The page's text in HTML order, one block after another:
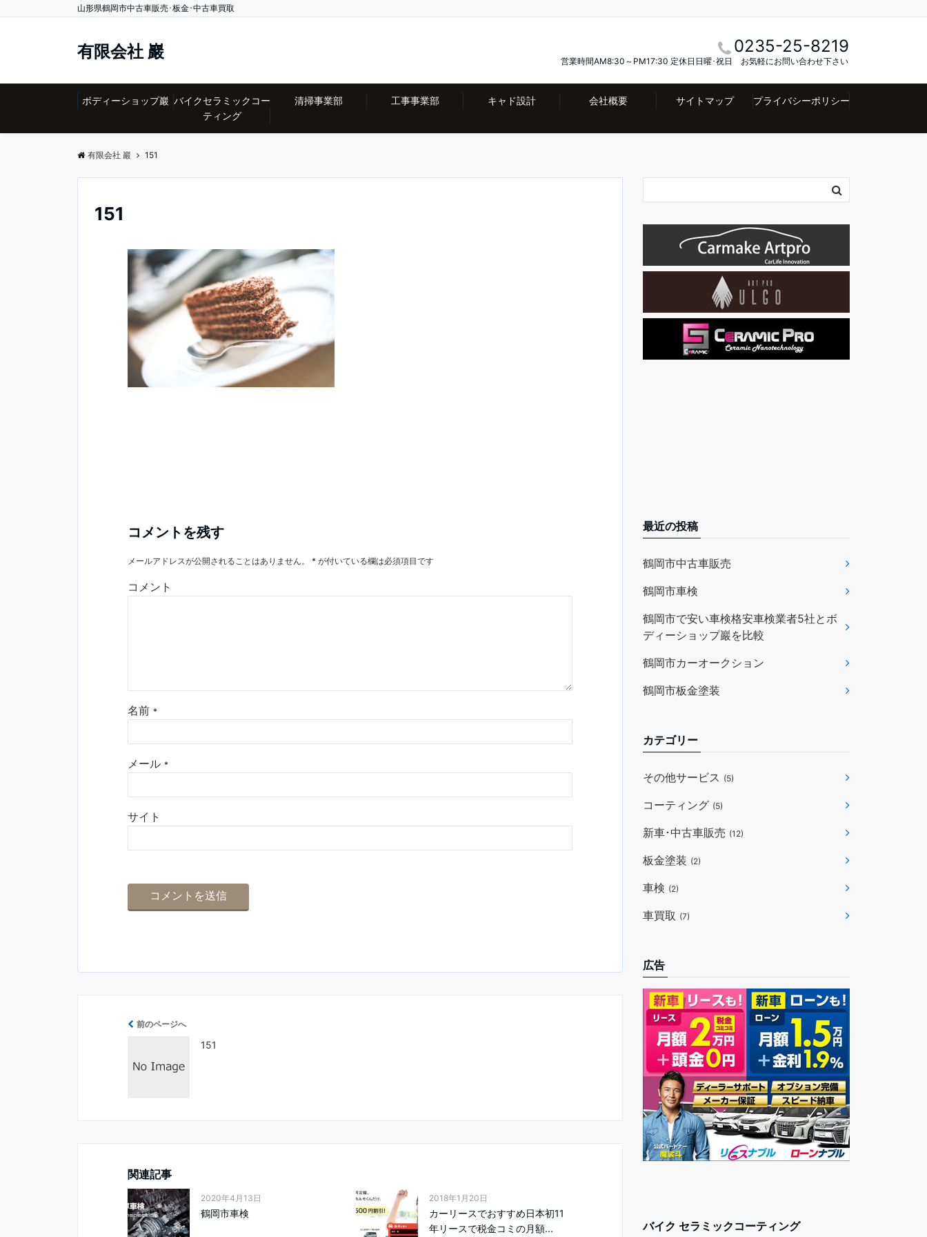
山形県鶴岡市中古車販売･板金･中古車買取
有限会社 巖 0235-25-8219
営業時間AM8:30～PM17:30 定休日日曜･祝日 お気軽にお問い合わせ下さい
ボディーショップ巖 バイクセラミックコー
ティング
清掃事業部 工事事業部 キャド設計 会社概要 サイトマップ プライバシーポリシー
有限会社 巖 151
151
コメントを残す
メールアドレスが公開されることはありません。 * が付いている欄は必須項目です
コメント
名前 *
メール *
サイト
前のページへ
151
関連記事
2020年4月13日
鶴岡市車検
2018年1月20日
カーリースでおすすめ日本初11
年リースで税金コミの月額...
最近の投稿
鶴岡市中古車販売
鶴岡市車検
鶴岡市で安い車検格安車検業者5社とボ
ディーショップ巖を比較
鶴岡市カーオークション
鶴岡市板金塗装
カテゴリー
その他サービス (5)
コーティング (5)
新車･中古車販売 (12)
板金塗装 (2)
車検 (2)
車買取 (7)
広告
バイク セラミックコーティング